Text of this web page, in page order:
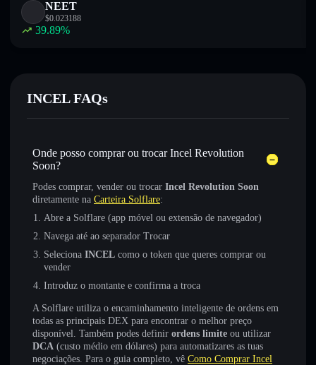
NEET
$0.023188
39.89%
INCEL FAQs
Onde posso comprar ou trocar Incel Revolution
Soon?
Podes comprar, vender ou trocar Incel Revolution Soon
diretamente na Carteira Solflare:
Abre a Solflare (app móvel ou extensão de navegador)
Navega até ao separador Trocar
Seleciona INCEL como o token que queres comprar ou
vender
Introduz o montante e confirma a troca
A Solflare utiliza o encaminhamento inteligente de ordens em
todas as principais DEX para encontrar o melhor preço
disponível. Também podes definir ordens limite ou utilizar
DCA (custo médio em dólares) para automatizares as tuas
negociações. Para o guia completo, vê Como Comprar Incel